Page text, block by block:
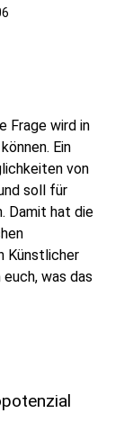
Frage wird in
Ein
von
soll für
Damit hat die
Künstlicher
was das